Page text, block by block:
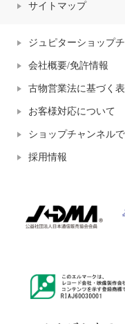
サイトマップ
ジュピターショップ
会社概要/免許情報
古物営業法に基づく
お客様対応について
ショップチャンネル
採用情報